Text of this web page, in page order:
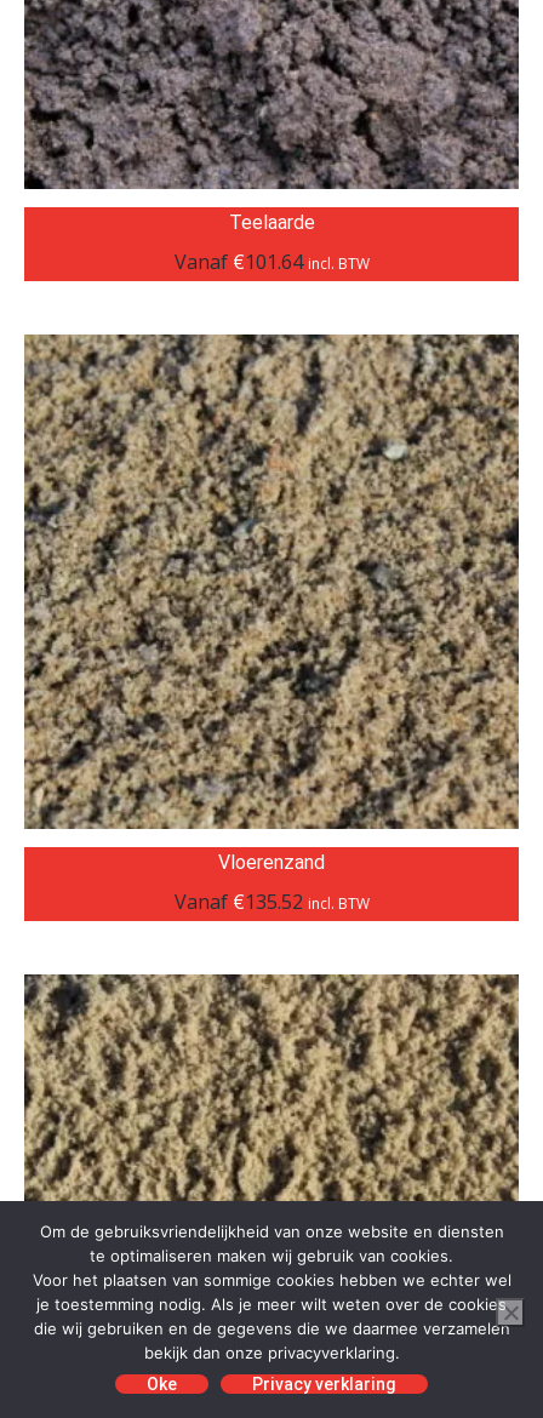
Teelaarde
Vanaf €101.64 incl. BTW
Vloerenzand
Vanaf €135.52 incl. BTW
Om de gebruiksvriendelijkheid van onze website en diensten
te optimaliseren maken wij gebruik van cookies.
Voor het plaatsen van sommige cookies hebben we echter wel
je toestemming nodig. Als je meer wilt weten over de cookies
die wij gebruiken en de gegevens die we daarmee verzamelen
bekijk dan onze privacyverklaring.
Oke
Privacy verklaring